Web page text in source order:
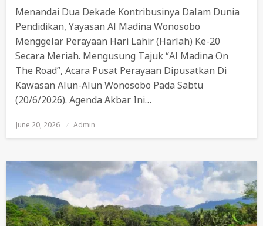
Menandai Dua Dekade Kontribusinya Dalam Dunia
Pendidikan, Yayasan Al Madina Wonosobo
Menggelar Perayaan Hari Lahir (Harlah) Ke-20
Secara Meriah. Mengusung Tajuk “Al Madina On
The Road”, Acara Pusat Perayaan Dipusatkan Di
Kawasan Alun-Alun Wonosobo Pada Sabtu
(20/6/2026). Agenda Akbar Ini…
Posted
June 20, 2026 Admin